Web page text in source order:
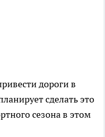
дороги в
сделать это
сезона в этом